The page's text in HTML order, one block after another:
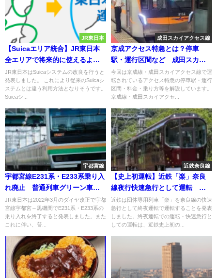
JR東日本
【Suicaエリア統合】JR東日本
全エリアで将来的に使えるよう
に 途中下車ができなくなり全
区間近郊区間になる？懸念点・
想定される点については？
JR東日本はSuicaシステムの改良を行うと
発表しました。 これにより従来のSuicaシ
ステムとは違う利用方法となりそうです。
Suicaシ...
成田スカイアクセス線
京成アクセス特急とは？停車
駅・運行区間など 成田スカイ
アクセス線にも直通運転
今回は京成線・成田スカイアクセス線で運
転されているアクセス特急の停車駅・運行
区間・料金・乗り方等を解説しています。
京成線・成田スカイアクセ...
宇都宮線
宇都宮線E231系・E233系乗り入
れ廃止 普通列車グリーン車営
業も廃止 2022年3月ダイヤ改正
で 宇都宮以北の区間
JR東日本は2022年3月のダイヤ改正で宇都
宮線宇都宮～黒磯間でE231系・E233系の
乗り入れを終了すると発表しました。また
これに伴い、普...
近鉄奈良線
【史上初運転】近鉄「楽」奈良
線夜行快速急行として運転 終
夜運転で
近鉄は団体専用列車「楽」を奈良線の快速
急行として終夜運転で運転することを発表
しました。終夜運転での運転・快速急行と
しての運転は、近鉄史上初の...